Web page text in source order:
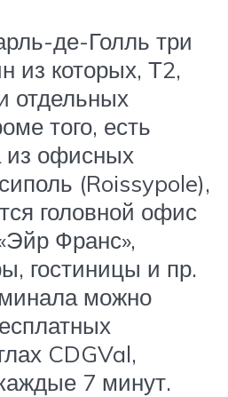
де-Голль три
из которых, Т2,
отдельных
того, есть
из офисных
(Roissypole),
головной офис
Франс»,
гостиницы и пр.
можно
CDGVal,
7 минут.